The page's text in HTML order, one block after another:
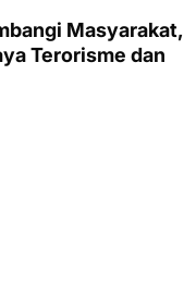
Masyarakat,
Terorisme dan